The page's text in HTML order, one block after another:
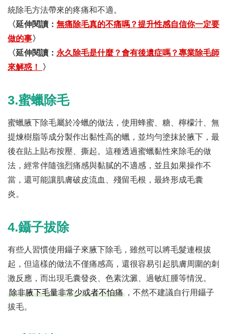
統除毛方法帶來的疼痛和不適。
〈延伸閱讀： 無痛除毛真的不痛嗎？提升性感自信你一定要
做的事〉
〈延伸閱讀： 永久除毛是什麼？會有後遺症嗎？專業除毛師
來解惑！
〉
3.蜜蠟除毛
蜜蠟腋下除毛屬於冷蠟的做法，使用蜂蜜、糖、檸檬汁、無
提煉樹脂等成分製作出黏性高的蠟，並均勻塗抹於腋下，最
後在貼上貼布按壓、撕起。這種透過蜜蠟黏性來除毛的做
法，經常伴隨強烈痛感與黏膩的不適感，並且如果操作不
當，還可能讓肌膚破皮流血、殘留毛根，最終形成毛囊
炎。
4.鑷子拔除
有些人習慣使用鑷子來腋下除毛，雖然可以將毛髮連根拔
起，但這樣的做法不僅痛感高，還很容易引起肌膚周圍的刺
激反應，而出現毛囊發炎、色素沈澱、過敏紅腫等情況。
除非腋下毛量非常少或者不怕痛 ，不然不建議自行用鑷子
拔毛。